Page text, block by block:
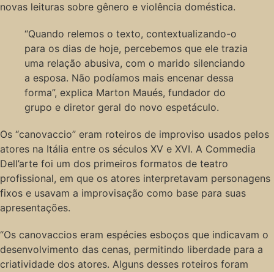
novas leituras sobre gênero e violência doméstica.
“Quando relemos o texto, contextualizando-o
para os dias de hoje, percebemos que ele trazia
uma relação abusiva, com o marido silenciando
a esposa. Não podíamos mais encenar dessa
forma”, explica Marton Maués, fundador do
grupo e diretor geral do novo espetáculo.
Os “canovaccio” eram roteiros de improviso usados pelos
atores na Itália entre os séculos XV e XVI. A Commedia
Dell’arte foi um dos primeiros formatos de teatro
profissional, em que os atores interpretavam personagens
fixos e usavam a improvisação como base para suas
apresentações.
“Os canovaccios eram espécies esboços que indicavam o
desenvolvimento das cenas, permitindo liberdade para a
criatividade dos atores. Alguns desses roteiros foram